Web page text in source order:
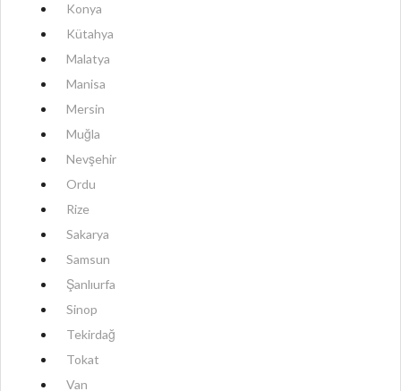
Konya
Kütahya
Malatya
Manisa
Mersin
Muğla
Nevşehir
Ordu
Rize
Sakarya
Samsun
Şanlıurfa
Sinop
Tekirdağ
Tokat
Van